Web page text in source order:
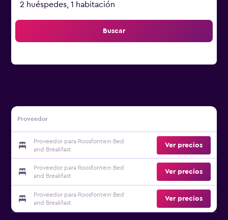
2 huéspedes, 1 habitación
Buscar
Proveedor
Proveedor para Roosfontein Bed
and Breakfast
Ver precios
Proveedor para Roosfontein Bed
and Breakfast
Ver precios
Proveedor para Roosfontein Bed
and Breakfast
Ver precios